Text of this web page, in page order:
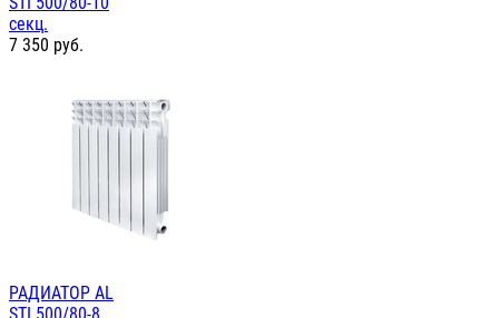
секц.
7 350 руб.
РАДИАТОР AL